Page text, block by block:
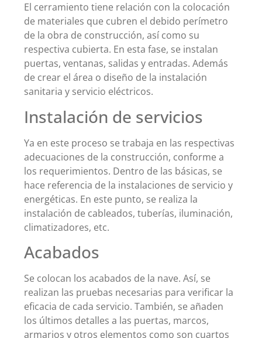
El cerramiento tiene relación con la colocación
de materiales que cubren el debido perímetro
de la obra de construcción, así como su
respectiva cubierta. En esta fase, se instalan
puertas, ventanas, salidas y entradas. Además
de crear el área o diseño de la instalación
sanitaria y servicio eléctricos.
Instalación de servicios
Ya en este proceso se trabaja en las respectivas
adecuaciones de la construcción, conforme a
los requerimientos. Dentro de las básicas, se
hace referencia de la instalaciones de servicio y
energéticas. En este punto, se realiza la
instalación de cableados, tuberías, iluminación,
climatizadores, etc.
Acabados
Se colocan los acabados de la nave. Así, se
realizan las pruebas necesarias para verificar la
eficacia de cada servicio. También, se añaden
los últimos detalles a las puertas, marcos,
armarios y otros elementos como son cuartos